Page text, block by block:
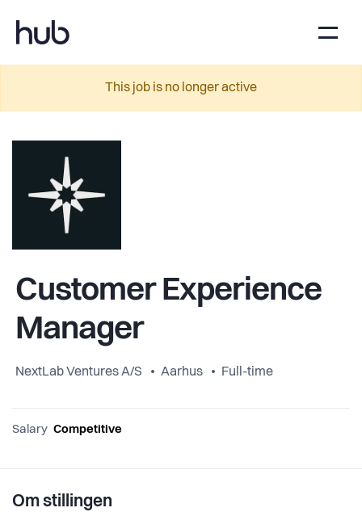
This job is no longer active
Customer Experience
Manager
NextLab Ventures A/S Aarhus Full-time
Salary Competitive
Om stillingen